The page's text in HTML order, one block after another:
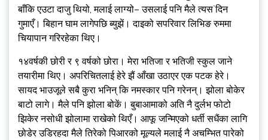
बाँकि एउटा दाजु थियो, मलाई लाग्यो– उसलाई पनि मैले त्यस`दिन
गुमाएँ। बिहान घाम लागेपछि ब्युझें। दाइको सपरिवार लिभिङ रुममा
चियापान गरिरहेका थिए।
१४वर्षकी छोरी र ९ वर्षको छोरा। मेरा भतिजा र भतिजी स्कुल जाने
तयारीमा थिए। अपरिचितलाई हेरे झैं आँखा उठाएर एक पटक हेरे।
सायद भाउजूले सबै कुरा भनिन् कि नमस्कार पनि गरेनन्। झोला बोकेर
बाटो लागे। मैले पनि झोला बोकें। बुबाआमाको अति नै दुर्लभ फोटो
झिकेर नसोधी झोलामा राखेको थिएँ। आफू जन्मिएको धर्ती सधैंका लागि
छोडेर उडिरहदा मैले तिरेको पिआरको मूल्यले मलाई नै अचम्भित पारेको